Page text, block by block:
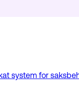
system for